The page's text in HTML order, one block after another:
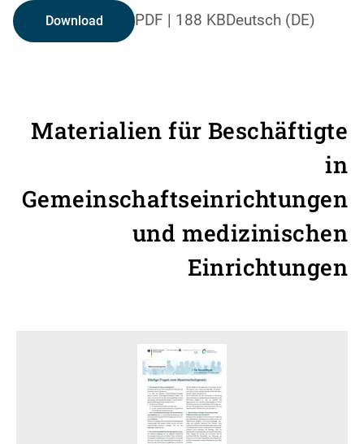
Deutsch (DE)
PDF | 188 KB
Download
Materialien für Beschäftigte
in
Gemeinschaftseinrichtungen
und medizinischen
Einrichtungen